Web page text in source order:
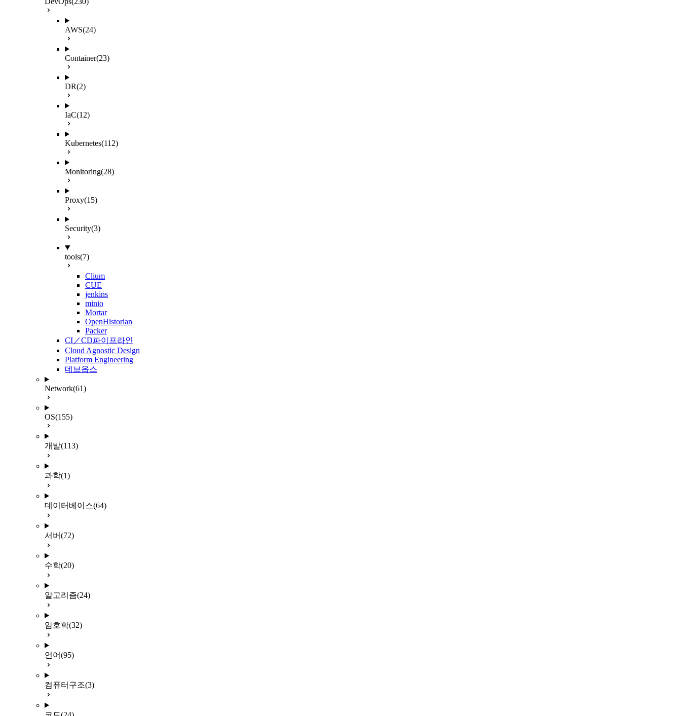
AWS(24)
Container(23)
DR(2)
IaC(12)
Kubernetes(112)
Monitoring(28)
Proxy(15)
Security(3)
tools(7)
Clium
CUE
jenkins
minio
Mortar
OpenHistorian
Packer
CI／CD파이프라인
Cloud Agnostic Design
Platform Engineering
데브옵스
Network(61)
OS(155)
개발(113)
과학(1)
데이터베이스(64)
서버(72)
수학(20)
알고리즘(24)
암호학(32)
언어(95)
컴퓨터구조(3)